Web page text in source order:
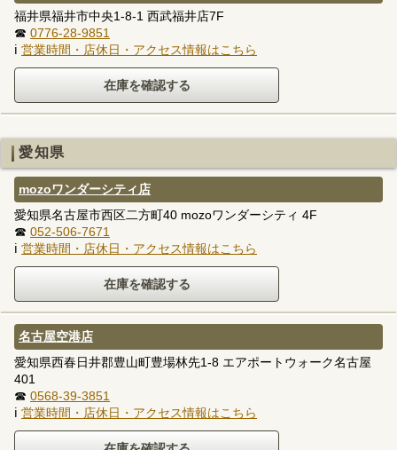
福井県福井市中央1-8-1 西武福井店7F
☎ 0776-28-9851
ℹ 営業時間・店休日・アクセス情報はこちら
愛知県
mozoワンダーシティ店
愛知県名古屋市西区二方町40 mozoワンダーシティ 4F
☎ 052-506-7671
ℹ 営業時間・店休日・アクセス情報はこちら
名古屋空港店
愛知県西春日井郡豊山町豊場林先1-8 エアポートウォーク名古屋
401
☎ 0568-39-3851
ℹ 営業時間・店休日・アクセス情報はこちら